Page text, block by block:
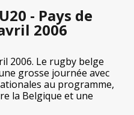
- Pays de
2006
2006. Le rugby belge
grosse journée avec
au programme,
la Belgique et une